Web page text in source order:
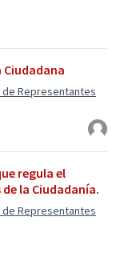
Representantes
regula el
la Ciudadanía.
Representantes